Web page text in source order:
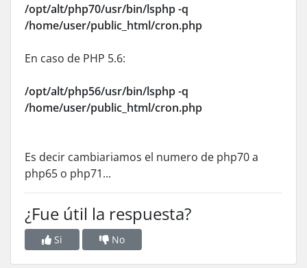
/opt/alt/php70/usr/bin/lsphp -q
/home/user/public_html/cron.php
En caso de PHP 5.6:
/opt/alt/php56/usr/bin/lsphp -q
/home/user/public_html/cron.php
Es decir cambiariamos el numero de php70 a
php65 o php71...
¿Fue útil la respuesta?
Si No